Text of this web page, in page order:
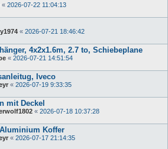
« 2026-07-22 11:04:13
« 2026-07-21 18:46:42
4x2x1.6m, 2.7 to, Schiebeplane
« 2026-07-21 14:51:54
Iveco
« 2026-07-19 9:33:35
mit Deckel
« 2026-07-18 10:37:28
Koffer
« 2026-07-17 21:14:35